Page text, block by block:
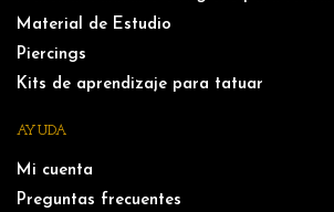
Material de Estudio
Piercings
Kits de aprendizaje para tatuar
AYUDA
Mi cuenta
Preguntas frecuentes